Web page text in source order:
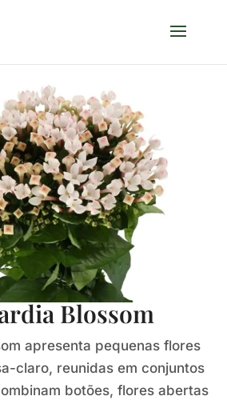
Blossom
apresenta pequenas flores
claro, reunidas em conjuntos
botões, flores abertas